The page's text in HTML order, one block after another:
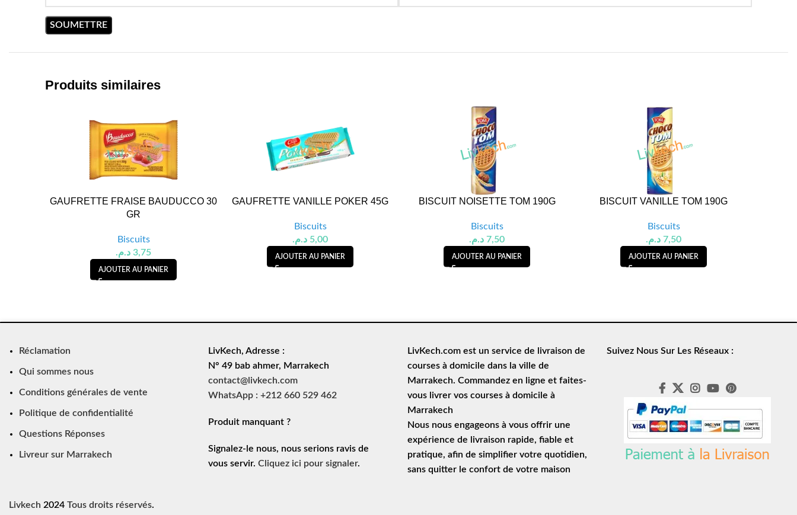
Produits similaires
GAUFRETTE FRAISE BAUDUCCO 30
GR
Biscuits
3,75 د.م.
AJOUTER AU PANIER
GAUFRETTE VANILLE POKER 45G
Biscuits
5,00 د.م.
AJOUTER AU PANIER
BISCUIT NOISETTE TOM 190G
Biscuits
7,50 د.م.
AJOUTER AU PANIER
BISCUIT VANILLE TOM 190G
Biscuits
7,50 د.م.
AJOUTER AU PANIER
Réclamation
Qui sommes nous
Conditions générales de vente
Politique de confidentialité
Questions Réponses
Livreur sur Marrakech
LivKech, Adresse :
N° 49 bab ahmer, Marrakech
contact@livkech.com
WhatsApp : +212 660 529 462
Produit manquant ?
Signalez-le nous, nous serions ravis de
vous servir. Cliquez ici pour signaler.
LivKech.com est un service de
livraison de
courses à domicile dans la ville de
Marrakech. Commandez en ligne et faites-
vous livrer vos courses à domicile à
Marrakech
Nous nous engageons à vous offrir une
expérience de
livraison rapide, fiable et
pratique, afin de simplifier votre quotidien,
sans quitter le confort de votre maison
Suivez Nous Sur Les Réseaux :
Livkech 2024Tous droits réservés.